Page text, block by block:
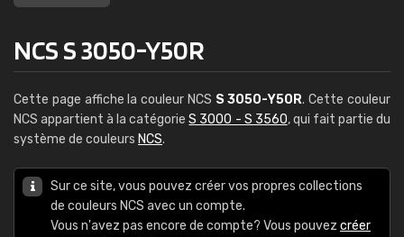
NCS S 3050-Y50R
Cette page affiche la couleur NCS S 3050-Y50R. Cette couleur
NCS appartient à la catégorieS 3000 - S 3560, qui fait partie du
système de couleurs NCS.
Sur ce site, vous pouvez créer vos propres collections
de couleurs NCS avec un compte.
Vous n'avez pas encore de compte? Vous pouvez créer